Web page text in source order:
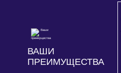
ВАШИ
ПРЕИМУЩЕСТВА